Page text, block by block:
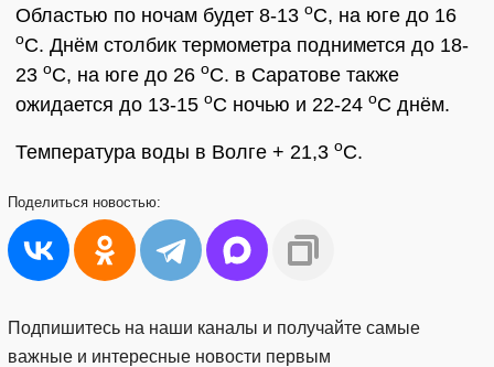
Областью по ночам будет 8-13 оС, на юге до 16
оС. Днём столбик термометра поднимется до 18-
23 оС, на юге до 26 оС. в Саратове также
ожидается до 13-15 оС ночью и 22-24 оС днём.
Температура воды в Волге + 21,3 оС.
Поделиться новостью:
Подпишитесь на наши каналы и получайте самые
важные и интересные новости первым